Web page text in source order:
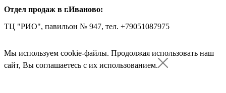
Отдел продаж в г.Иваново:
ТЦ "РИО", павильон № 947, тел. +79051087975
Мы используем cookie-файлы. Продолжая использовать наш
сайт, Вы соглашаетесь с их использованием.